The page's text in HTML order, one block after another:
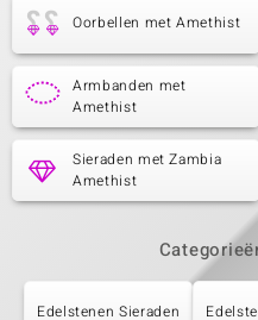
Oorbellen met Amethist
Armbanden met
Amethist
Sieraden met Zambia
Amethist
Edelstenen Sieraden